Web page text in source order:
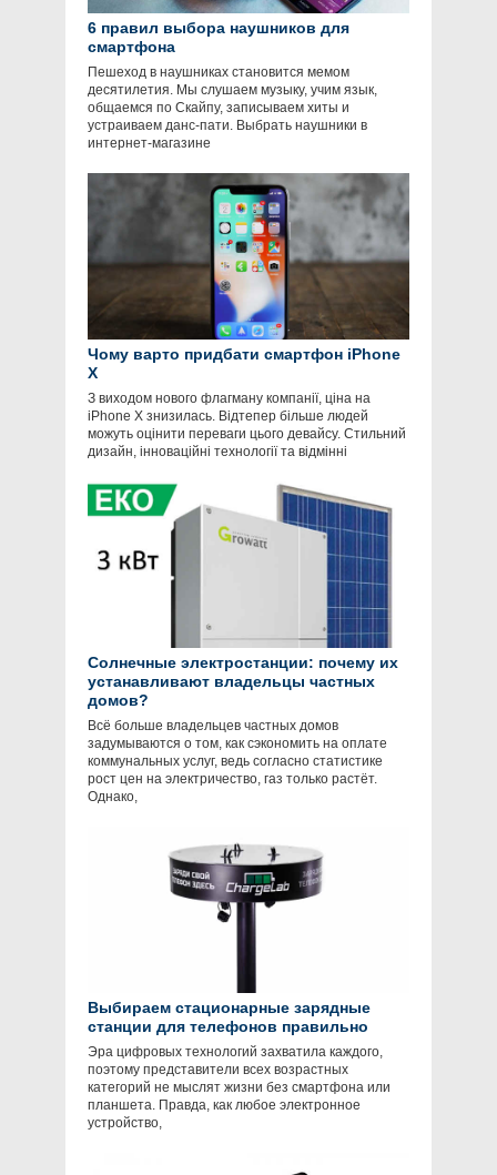
6 правил выбора наушников для
смартфона
Пешеход в наушниках становится мемом
десятилетия. Мы слушаем музыку, учим язык,
общаемся по Скайпу, записываем хиты и
устраиваем данс-пати. Выбрать наушники в
интернет-магазине
Чому варто придбати смартфон iPhone
X
З виходом нового флагману компанії, ціна на
iPhone X знизилась. Відтепер більше людей
можуть оцінити переваги цього девайсу. Стильний
дизайн, інноваційні технології та відмінні
Солнечные электростанции: почему их
устанавливают владельцы частных
домов?
Всё больше владельцев частных домов
задумываются о том, как сэкономить на оплате
коммунальных услуг, ведь согласно статистике
рост цен на электричество, газ только растёт.
Однако,
Выбираем стационарные зарядные
станции для телефонов правильно
Эра цифровых технологий захватила каждого,
поэтому представители всех возрастных
категорий не мыслят жизни без смартфона или
планшета. Правда, как любое электронное
устройство,